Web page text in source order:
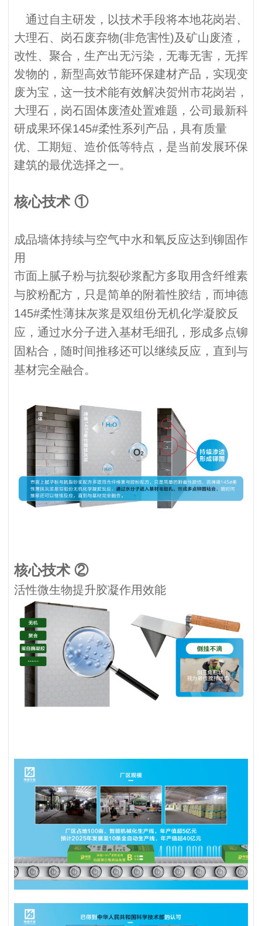
通过自主研发，以技术手段将本地花岗岩、
大理石、岗石废弃物(非危害性)及矿山废渣，
改性、聚合，生产出无污染，无毒无害，无挥
发物的，新型高效节能环保建材产品，实现变
废为宝，这一技术能有效解决贺州市花岗岩，
大理石，岗石固体废渣处置难题，公司最新科
研成果环保145#柔性系列产品，具有质量
优、工期短、造价低等特点，是当前发展环保
建筑的最优选择之一。
核心技术 ①
成品墙体持续与空气中水和氧反应达到铆固作
用
市面上腻子粉与抗裂砂浆配方多取用含纤维素
与胶粉配方，只是简单的附着性胶结，而坤德
145#柔性薄抹灰浆是双组份无机化学凝胶反
应，通过水分子进入基材毛细孔，形成多点铆
固粘合，随时间推移还可以继续反应，直到与
基材完全融合。
核心技术 ②
活性微生物提升胶凝作用效能